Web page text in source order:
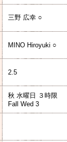
三野 広幸 ○
MINO Hiroyuki ○
2.5
秋 水曜日 ３時限
Fall Wed 3